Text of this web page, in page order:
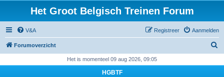
Het Groot Belgisch Treinen Forum
V&A Aanmelden
Registreer
Forumoverzicht
Het is momenteel 09 aug 2026, 09:05
HGBTF